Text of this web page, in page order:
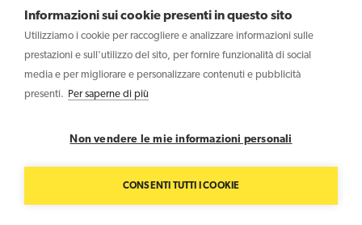
Informazioni sui cookie presenti in questo sito
Utilizziamo i cookie per raccogliere e analizzare informazioni sulle
prestazioni e sull'utilizzo del sito, per fornire funzionalità di social
media e per migliorare e personalizzare contenuti e pubblicità
presenti.
Per saperne di più
Non vendere le mie informazioni personali
CONSENTI TUTTI I COOKIE
Copyright © 2026 Haltadefinizione S.r.l. - Società Benefit –
P.IVA IT04031340369